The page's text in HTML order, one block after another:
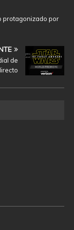
protagonizado por
de